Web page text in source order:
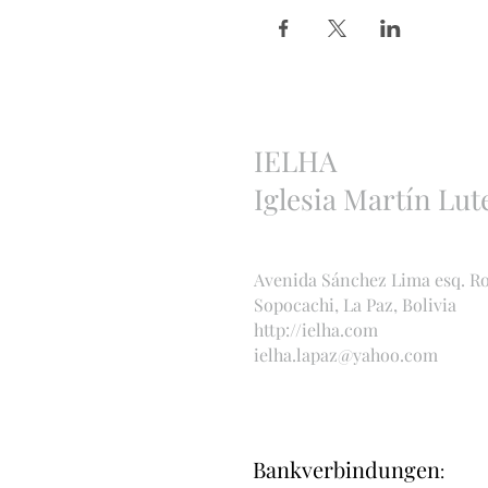
IELHA
Iglesia Martín
Avenida Sánchez Lima esq.
Sopocachi, La Paz, Bolivia
http://ielha.com
ielha.lapaz@yahoo.com
Bankverbindungen: